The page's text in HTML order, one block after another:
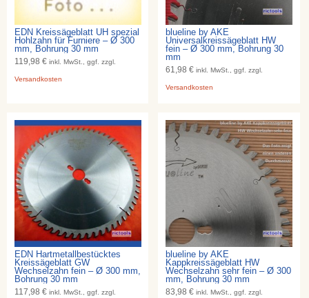
EDN Kreissägeblatt UH spezial
Hohlzahn für Furniere – Ø 300
mm, Bohrung 30 mm
119,98 € inkl. MwSt., ggf. zzgl.
Versandkosten
blueline by AKE
Universalkreissägeblatt HW
fein – Ø 300 mm, Bohrung 30
mm
61,98 €inkl. MwSt., ggf. zzgl.
Versandkosten
EDN Hartmetallbestücktes
Kreissägeblatt GW
Wechselzahn fein – Ø 300 mm,
Bohrung 30 mm
117,98 € inkl. MwSt., ggf. zzgl.
blueline by AKE
Kappkreissägeblatt HW
Wechselzahn sehr fein – Ø 300
mm, Bohrung 30 mm
83,98 €inkl. MwSt., ggf. zzgl.